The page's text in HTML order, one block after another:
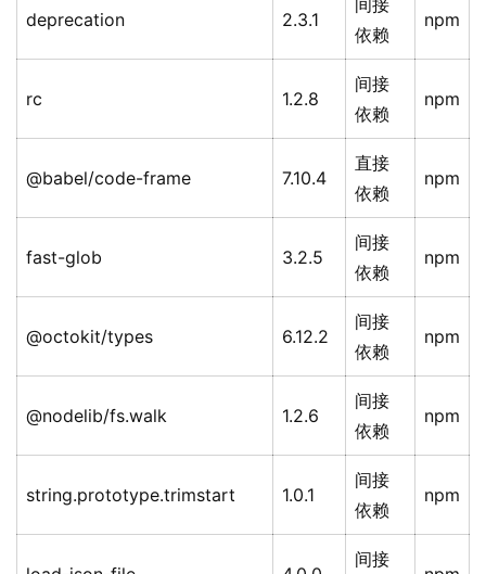
deprecation 2.3.1
间接
依赖
npm
rc 1.2.8
间接
依赖
npm
@babel/code-frame 7.10.4
直接
依赖
npm
fast-glob 3.2.5
间接
依赖
npm
@octokit/types 6.12.2
间接
依赖
npm
@nodelib/fs.walk 1.2.6
间接
依赖
npm
string.prototype.trimstart 1.0.1
间接
依赖
npm
间接